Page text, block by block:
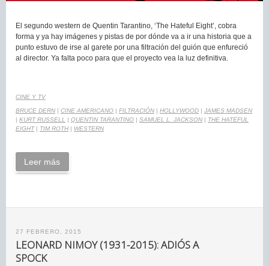
El segundo western de Quentin Tarantino, ‘The Hateful Eight’, cobra
forma y ya hay imágenes y pistas de por dónde va a ir una historia que a
punto estuvo de irse al garete por una filtración del guión que enfureció
al director. Ya falta poco para que el proyecto vea la luz definitiva.
CINE Y TV
BRUCE DERN | CINE AMERICANO | FILTRACIÓN | HOLLYWOOD | JAMES MADSEN
| KURT RUSSELL | QUENTIN TARANTINO | SAMUEL L. JACKSON | THE HATEFUL
EIGHT| TIM ROTH | WESTERN
Leer más
27 FEBRERO, 2015
LEONARD NIMOY (1931-2015): ADIÓS A
SPOCK